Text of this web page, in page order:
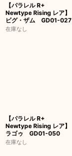
【パラレル R+
Newtype Rising レア】
ビグ・ザム GD01-027
在庫なし
【パラレル R+
Newtype Rising レア】
ラゴゥ GD01-050
在庫なし